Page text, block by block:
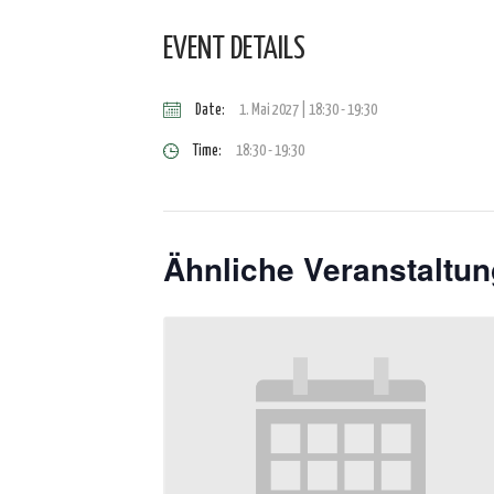
EVENT DETAILS
Date: 1. Mai 2027 | 18:30-19:30
Time: 18:30 - 19:30
Ähnliche